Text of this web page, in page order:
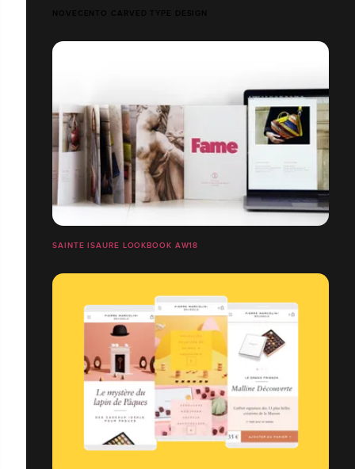
NOVECENTO CARVED TYPE DESIGN
SAINTE ISAURE LOOKBOOK AW18